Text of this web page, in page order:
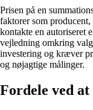
Prisen på en
faktorer som
kontakte en autoriseret
vejledning omkring
investering og kræver
og nøjagtige målinger.
Fordele ved